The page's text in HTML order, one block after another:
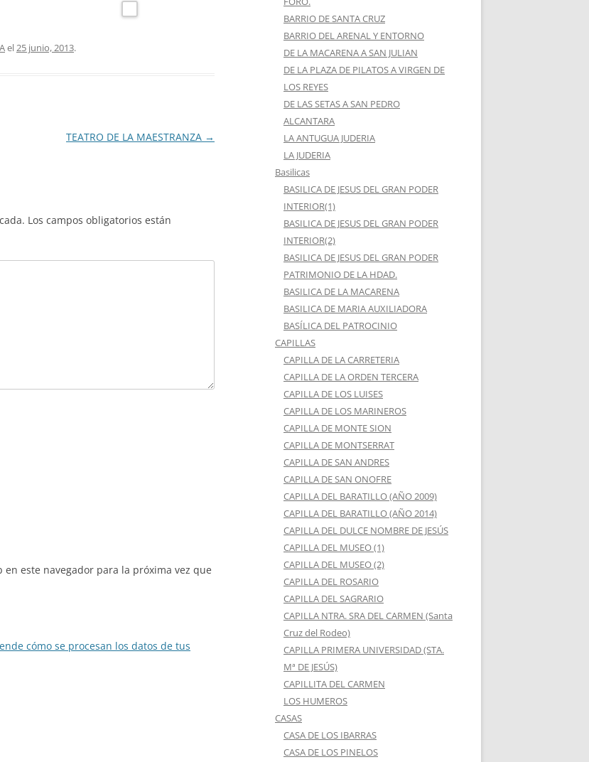
el 25 junio, 2013.
TEATRO DE LA MAESTRANZA →
Los campos obligatorios están
este navegador para la próxima vez que
cómo se procesan los datos de tus
BARRIO DE SANTA CRUZ
BARRIO DEL ARENAL Y ENTORNO
DE LA MACARENA A SAN JULIAN
DE LA PLAZA DE PILATOS A VIRGEN DE
LOS REYES
DE LAS SETAS A SAN PEDRO
ALCANTARA
LA ANTUGUA JUDERIA
LA JUDERIA
Basilicas
BASILICA DE JESUS DEL GRAN PODER
INTERIOR(1)
BASILICA DE JESUS DEL GRAN PODER
INTERIOR(2)
BASILICA DE JESUS DEL GRAN PODER
PATRIMONIO DE LA HDAD.
BASILICA DE LA MACARENA
BASILICA DE MARIA AUXILIADORA
BASÍLICA DEL PATROCINIO
CAPILLAS
CAPILLA DE LA CARRETERIA
CAPILLA DE LA ORDEN TERCERA
CAPILLA DE LOS LUISES
CAPILLA DE LOS MARINEROS
CAPILLA DE MONTE SION
CAPILLA DE MONTSERRAT
CAPILLA DE SAN ANDRES
CAPILLA DE SAN ONOFRE
CAPILLA DEL BARATILLO (AÑO 2009)
CAPILLA DEL BARATILLO (AÑO 2014)
CAPILLA DEL DULCE NOMBRE DE JESÚS
CAPILLA DEL MUSEO (1)
CAPILLA DEL MUSEO (2)
CAPILLA DEL ROSARIO
CAPILLA DEL SAGRARIO
CAPILLA NTRA. SRA DEL CARMEN (Santa
Cruz del Rodeo)
CAPILLA PRIMERA UNIVERSIDAD (STA.
Mª DE JESÚS)
CAPILLITA DEL CARMEN
LOS HUMEROS
CASAS
CASA DE LOS IBARRAS
CASA DE LOS PINELOS